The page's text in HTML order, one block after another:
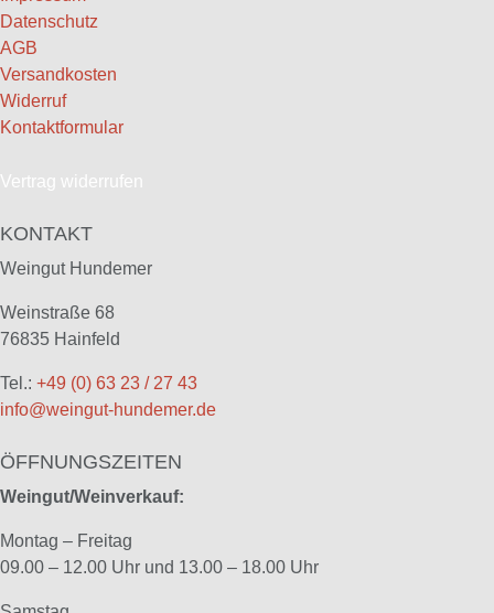
Datenschutz
AGB
Versandkosten
Widerruf
Kontaktformular
Vertrag widerrufen
KONTAKT
Weingut Hundemer
Weinstraße 68
76835 Hainfeld
Tel.: +49 (0) 63 23 / 27 43
info@weingut-hundemer.de
ÖFFNUNGSZEITEN
Weingut/Weinverkauf:
Montag – Freitag
09.00 – 12.00 Uhr und 13.00 – 18.00 Uhr